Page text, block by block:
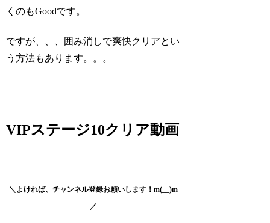
くのもGoodです。
ですが、、、囲み消しで爽快クリアとい
う方法もあります。。。
VIPステージ10クリア動画
＼よければ、チャンネル登録お願いします！m(__)m
／